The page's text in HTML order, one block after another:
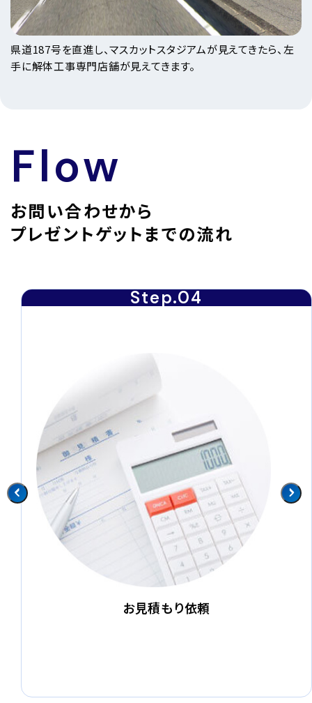
県道187号を直進し、マスカットスタジアムが見えてきたら、左
手に解体工事専門店舗が見えてきます。
Flow
お問い合わせから
プレゼントゲットまでの流れ
Step.02
ご来店受付